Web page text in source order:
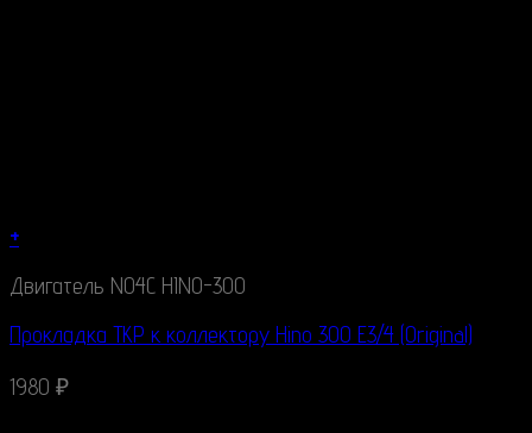
+
Двигатель N04C HINO-300
Прокладка ТКР к коллектору Hino 300 E3/4 (Original)
1980 ₽